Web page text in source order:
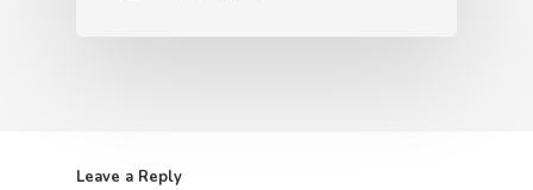
Leave a Reply